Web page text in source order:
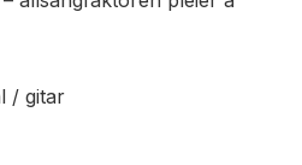
/ gitar